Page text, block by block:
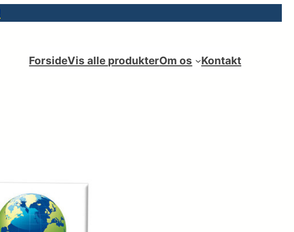
ForsideVis alle produkterOm os Kontakt